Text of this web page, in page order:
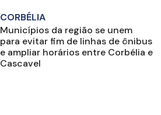
CORBÉLIA
Municípios da região se unem
para evitar fim de linhas de ônibus
e ampliar horários entre Corbélia e
Cascavel